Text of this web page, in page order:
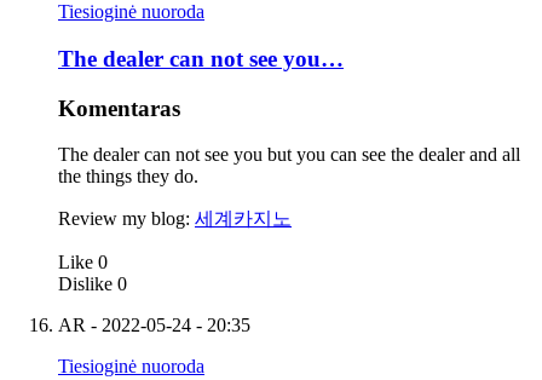
Tiesioginė nuoroda
The dealer can not see you…
Komentaras
The dealer can not see you but you can see the dealer and all
the things they do.
Review my blog: 세계카지노
Like 0
Dislike 0
AR - 2022-05-24 - 20:35
Tiesioginė nuoroda